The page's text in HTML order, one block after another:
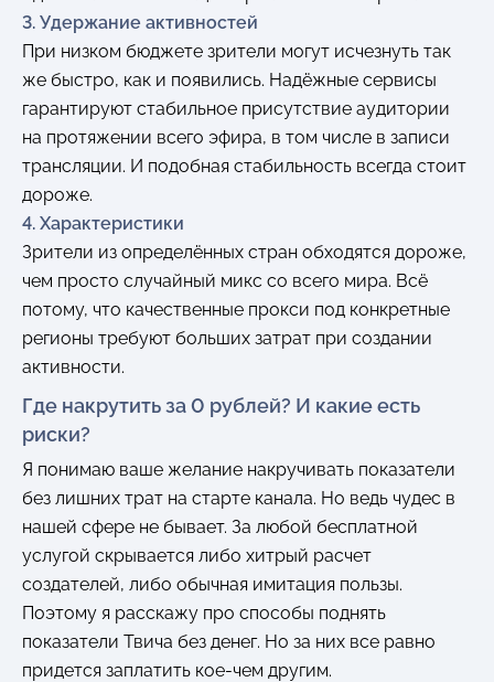
3. Удержание активностей
При низком бюджете зрители могут исчезнуть так
же быстро, как и появились. Надёжные сервисы
гарантируют стабильное присутствие аудитории
на протяжении всего эфира, в том числе в записи
трансляции. И подобная стабильность всегда стоит
дороже.
4. Характеристики
Зрители из определённых стран обходятся дороже,
чем просто случайный микс со всего мира. Всё
потому, что качественные прокси под конкретные
регионы требуют больших затрат при создании
активности.
Где накрутить за 0 рублей? И какие есть
риски?
Я понимаю ваше желание накручивать показатели
без лишних трат на старте канала. Но ведь чудес в
нашей сфере не бывает. За любой бесплатной
услугой скрывается либо хитрый расчет
создателей, либо обычная имитация пользы.
Поэтому я расскажу про способы поднять
показатели Твича без денег. Но за них все равно
придется заплатить кое-чем другим.